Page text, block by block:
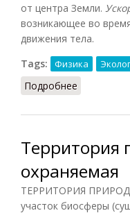
от центра Земли.
возникающее во
движения тела.
Tags:
Физика
Подробнее
Территория
охраняемая
ТЕРРИТОРИЯ
участок биосферы